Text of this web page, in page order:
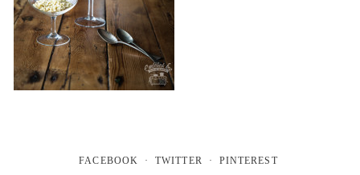
FACEBOOK TWITTER PINTEREST